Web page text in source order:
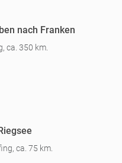
nach Franken
ca. 350 km.
ca. 75 km.